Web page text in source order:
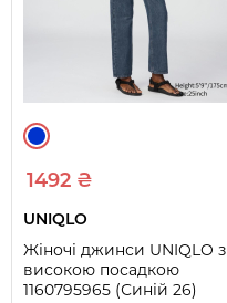
1492 ₴
UNIQLO
Жіночі джинси UNIQLO з
високою посадкою
1160795965 (Синій 26)